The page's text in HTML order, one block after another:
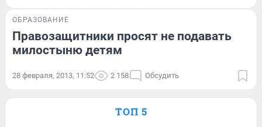
ОБРАЗОВАНИЕ
Правозащитники просят не подавать
милостыню детям
28 февраля, 2013, 11:52 2 158 Обсудить
ТОП 5